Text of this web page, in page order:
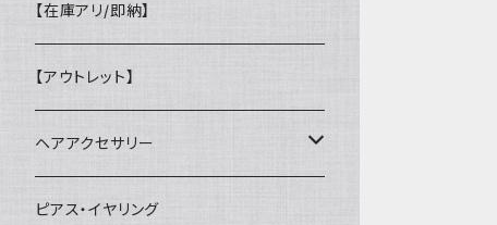
【在庫アリ/即納】
【アウトレット】
ヘアアクセサリー
ヘアクリップ
ピアス・イヤリング